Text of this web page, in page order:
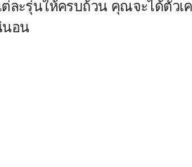
ละรุ่นให้ครบถ้วน คุณจะได้ตัว
นอน